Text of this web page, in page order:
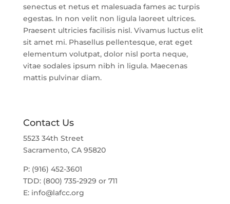
senectus et netus et malesuada fames ac turpis
egestas. In non velit non ligula laoreet ultrices.
Praesent ultricies facilisis nisl. Vivamus luctus elit
sit amet mi. Phasellus pellentesque, erat eget
elementum volutpat, dolor nisl porta neque,
vitae sodales ipsum nibh in ligula. Maecenas
mattis pulvinar diam.
Contact Us
5523 34th Street
Sacramento, CA 95820
P: (916) 452-3601
TDD: (800) 735-2929 or 711
E: info@lafcc.org